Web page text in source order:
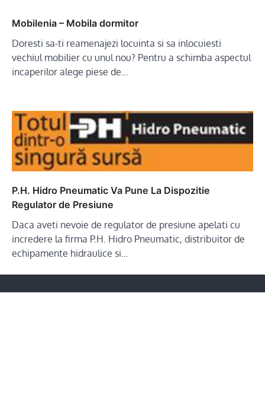
Mobilenia – Mobila dormitor
Doresti sa-ti reamenajezi locuinta si sa inlocuiesti
vechiul mobilier cu unul nou? Pentru a schimba aspectul
incaperilor alege piese de…
P.H. Hidro Pneumatic Va Pune La Dispozitie
Regulator de Presiune
Daca aveti nevoie de regulator de presiune apelati cu
incredere la firma P.H. Hidro Pneumatic, distribuitor de
echipamente hidraulice si…